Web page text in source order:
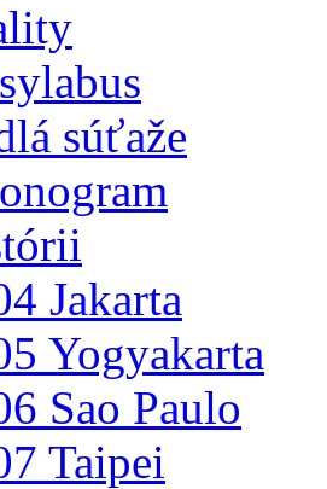
súťaže
Jakarta
Yogyakarta
Sao Paulo
Taipei